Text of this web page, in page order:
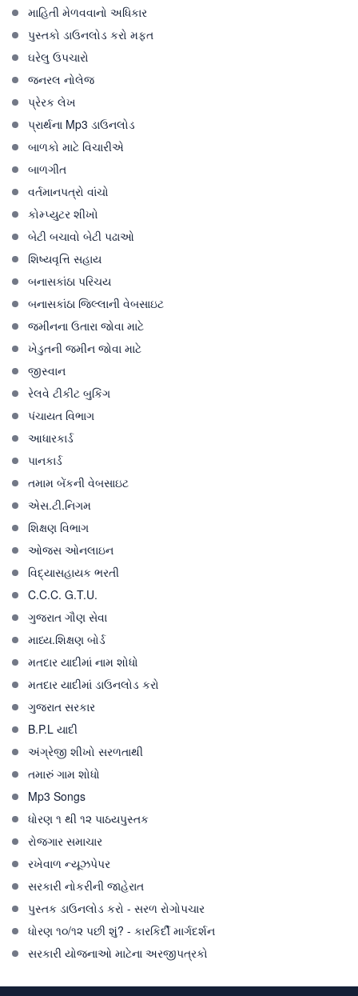
માહિતી મેળવવાનો અધિકાર
પુસ્તકો ડાઉનલોડ કરો મફત
ઘરેલુ ઉપચારો
જનરલ નોલેજ
પ્રેરક લેખ
પ્રાર્થના Mp3 ડાઉનલોડ
બાળકો માટે વિચારીએ
બાળગીત
વર્તમાનપત્રો વાંચો
કોમ્પ્યુટર શીખો
બેટી બચાવો બેટી પઢાઓ
શિષ્યવૃત્તિ સહાય
બનાસકાંઠા પરિચય
બનાસકાંઠા જિલ્લાની વેબસાઇટ
જમીનના ઉતારા જોવા માટે
ખેડુતની જમીન જોવા માટે
જીસ્વાન
રેલવે ટીકીટ બુકિંગ
પંચાયત વિભાગ
આધારકાર્ડ
પાનકાર્ડ
તમામ બેંકની વેબસાઇટ
એસ.ટી.નિગમ
શિક્ષણ વિભાગ
ઓજસ ઓનલાઇન
વિદ્યાસહાયક ભરતી
C.C.C. G.T.U.
ગુજરાત ગૌણ સેવા
માધ્ય.શિક્ષણ બોર્ડ
મતદાર યાદીમાં નામ શોધો
મતદાર યાદીમાં ડાઉનલોડ કરો
ગુજરાત સરકાર
B.P.L યાદી
અંગ્રેજી શીખો સરળતાથી
તમારું ગામ શોધો
Mp3 Songs
ધોરણ ૧ થી ૧૨ પાઠયપુસ્તક
રોજગાર સમાચાર
રખેવાળ ન્યૂઝપેપર
સરકારી નોકરીની જાહેરાત
પુસ્તક ડાઉનલોડ કરો - સરળ રોગોપચાર
ધોરણ ૧૦/૧૨ પછી શું? - કારકિર્દી માર્ગદર્શન
સરકારી યોજનાઓ માટેના અરજીપત્રકો